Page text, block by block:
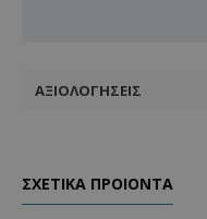
ΑΞΙΟΛΟΓΉΣΕΙΣ
ΣΧΕΤΙΚΑ ΠΡΟΙΟΝΤΑ